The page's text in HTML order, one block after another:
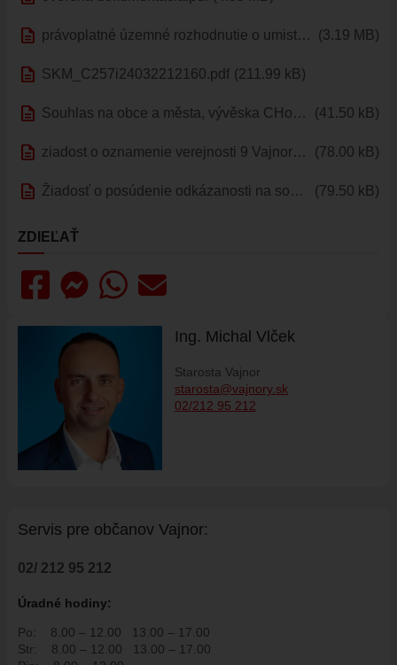
ZÁVEREČNÝ ÚČET
PROTIPOŽIARNA OCHRANA
EURÓPSKE FONDY
O VAJNOROCH
HISTÓRIA VAJNOR
AKTUALITY
FOTOGALÉRIA
ROZHLAS
ŠKOLSTVO - ŠKOLY
ZARIADENIE PRE SENIOROV "OPATRÍME VÁS"
KULTÚRA
ZDRUŽENIA A SPOLKY
KERAMICKÁ DIELŇA
VAJNORSKÉ PRODUKTY
description právoplatné územné rozhodnutie o umistnení stavby.pdf (3.19 MB)
description SKM_C257i24032212160.pdf (211.99 kB)
description Souhlas na obce a města, vývěska CHorv.doc (41.50 kB)
description ziadost o oznamenie verejnosti 9 Vajnory.doc (78.00 kB)
description Žiadosť o posúdenie odkázanosti na sociálnu službu.doc (79.50 kB)
ZDIEĽAŤ
Ing. Michal Vlček
Starosta Vajnor
starosta@vajnory.sk
02/212 95 212
Servis pre občanov Vajnor:
02/ 212 95 212
Úradné hodiny:
Po: 8.00 – 12.00
13.00 – 17.00
Str:
8.00 – 12.00
13.00 – 17.00